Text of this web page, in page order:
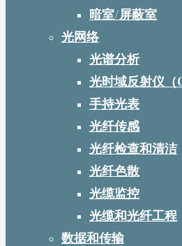
暗室/屏蔽室
光网络
光谱分析
光时域反射仪（
手持光表
光纤传感
光纤检查和清洁
光纤色散
光缆监控
光缆和光纤工程
数据和传输